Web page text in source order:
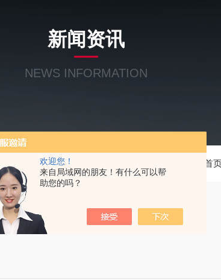
欢迎您！
来自局域网的朋友！有什么可以帮
助您的吗？
新闻资讯
NEWS INFORMATION
首